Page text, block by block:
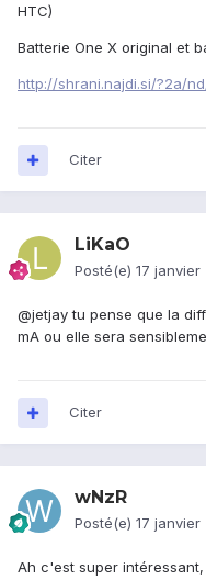
HTC)
Batterie One X original et
http://shrani.najdi.si/?2a/
Citer
LiKaO
Posté(e) 17 janvier
@jetjay tu pense que la
mA ou elle sera
Citer
wNzR
Posté(e) 17 janvier
Ah c'est super